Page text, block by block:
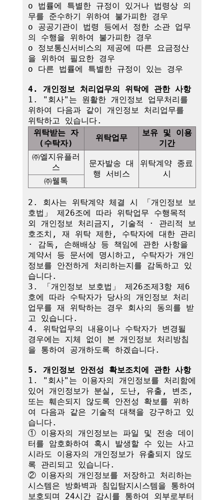
o 법률에 특별한 규정이 있거나 법령상 의
무를 준수하기 위하여 불가피한 경우
o 공공기관이 법령 등에서 정한 소관 업무
의 수행을 위하여 불가피한 경우
o 정보통신서비스의 제공에 따른 요금정산
을 위하여 필요한 경우
o 다른 법률에 특별한 규정이 있는 경우
4. 개인정보 처리업무의 위탁에 관한 사항
1. "회사"는 원활한 개인정보 업무처리를
위하여 다음과 같이 개인정보 처리업무를
위탁받는 자
(수탁자)
위탁업무
보유 및 이용
기간
㈜엘지유플러
스
문자발송 대
행 서비스
위탁계약 종료
시
㈜웰톡
2. 회사는 위탁계약 체결 시 「개인정보 보
호법」 제26조에 따라 위탁업무 수행목적
외 개인정보 처리금지, 기술적 · 관리적 보
호조치, 재 위탁 제한, 수탁자에 대한 관리
· 감독, 손해배상 등 책임에 관한 사항을
계약서 등 문서에 명시하고, 수탁자가 개인
정보를 안전하게 처리하는지를 감독하고 있
습니다.
3. 「개인정보 보호법」 제26조제3항 제6
호에 따라 수탁자가 당사의 개인정보 처리
업무를 재 위탁하는 경우 회사의 동의를 받
고 있습니다.
4. 위탁업무의 내용이나 수탁자가 변경될
경우에는 지체 없이 본 개인정보 처리방침
을 통하여 공개하도록 하겠습니다.
5. 개인정보 안전성 확보조치에 관한 사항
1. "회사"는 이용자의 개인정보를 처리함에
있어 개인정보가 분실, 도난, 유출, 변조,
또는 훼손되지 않도록 안전성 확보를 위하
여 다음과 같은 기술적 대책을 강구하고 있
습니다.
① 이용자의 개인정보는 파일 및 전송 데이
터를 암호화하여 혹시 발생할 수 있는 사고
시라도 이용자의 개인정보가 유출되지 않도
록 관리되고 있습니다.
② 이용자의 개인정보를 저장하고 처리하는
시스템은 방화벽과 침입탐지시스템을 통하여
보호되며 24시간 감시를 통하여 외부로부터